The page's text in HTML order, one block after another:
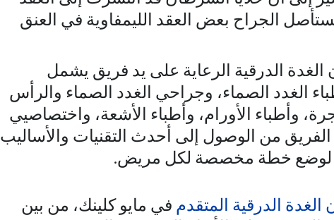
الجراح بعض العقد الليمفاوية في العنق
الدرقية الرعاية على يد فريق يشمل
الغدد الصماء، وجراحي الغدد الصماء والرأس
وأطباء الأورام، وأطباء الأشعة، واختصاصيي
من الوصول إلى أحدث التقنيات والأساليب
لوضع خطة مخصصة لكل مريض.
الدرقية المتقدم في مايو كلينك، من بين